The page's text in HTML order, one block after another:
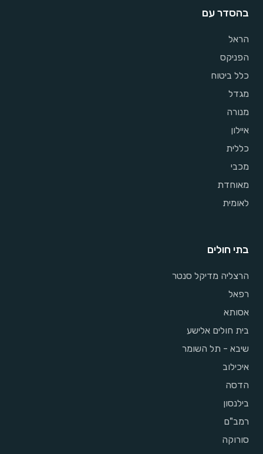
בהסדר עם
הראל
הפניקס
כלל ביטוח
מגדל
מנורה
איילון
כללית
מכבי
מאוחדת
לאומית
בתי חולים
הרצליה מדיקל סנטר
רפאל
אסותא
בית חולים אלישע
שיבא - תל השומר
איכילוב
הדסה
בילנסון
רמב"ם
סורוקה